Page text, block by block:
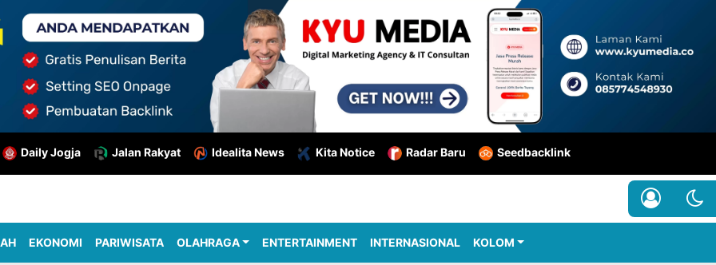
Daily Jogja Jalan Rakyat Idealita News Kita Notice Radar Baru Seedbacklink
EKONOMI PARIWISATA OLAHRAGA ENTERTAINMENT INTERNASIONAL KOLOM